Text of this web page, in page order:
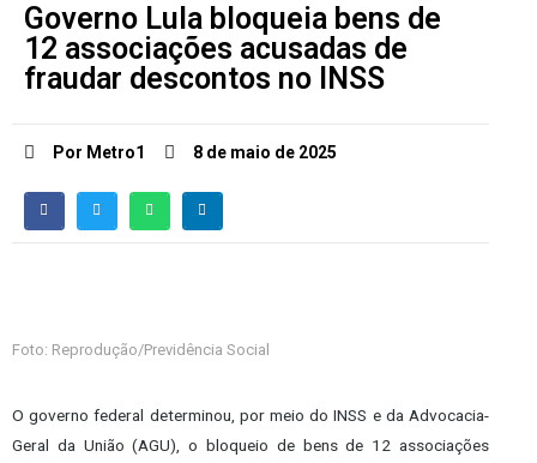
Governo Lula bloqueia bens de
12 associações acusadas de
fraudar descontos no INSS
Por Metro1 8 de maio de 2025
Foto: Reprodução/Previdência Social
O governo federal determinou, por meio do INSS e da Advocacia-
Geral da União (AGU), o bloqueio de bens de 12 associações